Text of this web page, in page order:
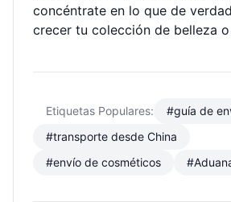
concéntrate en lo que de
crecer tu colección de belleza
Etiquetas Populares:
#guía de
#transporte desde China
#envío de cosméticos